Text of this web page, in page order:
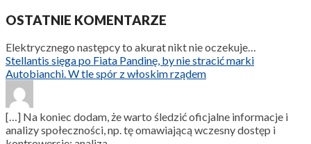
OSTATNIE KOMENTARZE
Elektrycznego następcy to akurat nikt nie oczekuje…
Stellantis sięga po Fiata Pandinę, by nie stracić marki
Autobianchi. W tle spór z włoskim rządem
[…] Na koniec dodam, że warto śledzić oficjalne informacje i
analizy społeczności, np. tę omawiającą wczesny dostęp i